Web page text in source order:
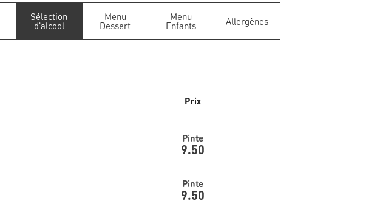
Sélection
d'alcool
Menu
Dessert
Menu
Enfants Allergènes
Prix
Pinte
9.50
Pinte
9.50